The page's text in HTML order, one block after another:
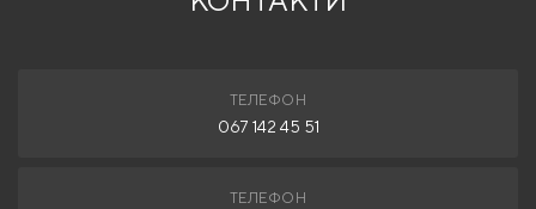
ТЕЛЕФОН
067 142 45 51
ТЕЛЕФОН